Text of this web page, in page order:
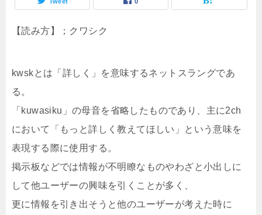
【読み方】；クワシク
kwskとは「詳しく」を意味するネットスラングであ
る。
「kuwasiku」の母音を省略したものであり、主に2ch
において「もっと詳しく教えてほしい」という意味を
表現する際に使用する。
掲示板などでは情報が不明瞭なものやわざと小出しに
して他ユーザーの興味を引くことが多く、
更に情報を引き出そうと他のユーザーが考えた時に